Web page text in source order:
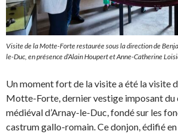
Visite de la Motte-Forte restaurée sous la direction de
le-Duc, en présence d’Alain Houpert et Anne-Catherine
Un moment fort de la visite a été la visite
Motte-Forte, dernier vestige imposant
médiéval d’Arnay-le-Duc, fondé sur les
castrum gallo-romain. Ce donjon, édifié